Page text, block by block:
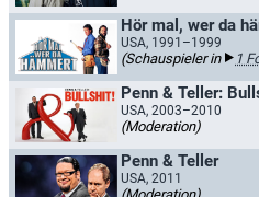
Hör mal, wer da
USA, 1991–1999
(Schauspieler in 1
Penn & Teller:
USA, 2003–2010
(Moderation)
Penn & Teller
USA, 2011